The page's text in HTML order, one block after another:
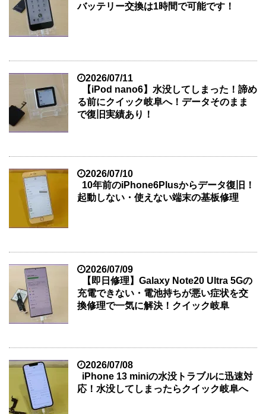
バッテリー交換は1時間で可能です！
2026/07/11
【iPod nano6】水没してしまった！諦め
る前にクイック岐阜へ！データそのまま
で復旧実績あり！
2026/07/10
10年前のiPhone6Plusからデータ復旧！
起動しない・使えない端末の基板修理
2026/07/09
【即日修理】Galaxy Note20 Ultra 5Gの
充電できない・電池持ちが悪い症状を交
換修理で一気に解決！クイック岐阜
2026/07/08
iPhone 13 miniの水没トラブルに迅速対
応！水没してしまったらクイック岐阜へ